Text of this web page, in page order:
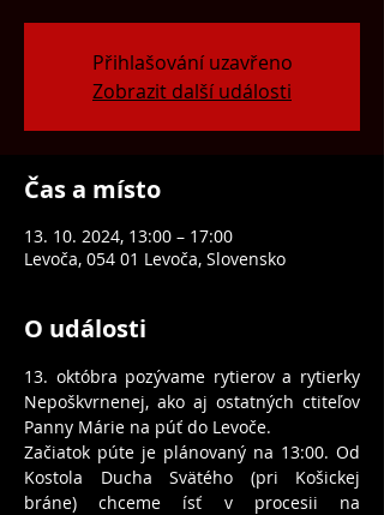
Přihlašování uzavřeno
Zobrazit další události
Čas a místo
13. 10. 2024, 13:00 – 17:00
Levoča, 054 01 Levoča, Slovensko
O události
13. októbra pozývame rytierov a rytierky
Nepoškvrnenej, ako aj ostatných ctiteľov
Panny Márie na púť do Levoče.
Začiatok púte je plánovaný na 13:00. Od
Kostola Ducha Svätého (pri Košickej
bráne) chceme ísť v procesii na